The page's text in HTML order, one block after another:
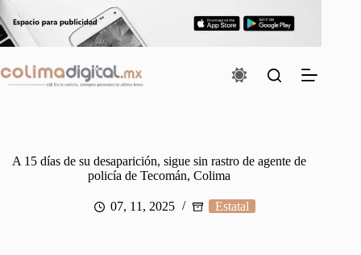
Saltar
al
contenido
A 15 días de su desaparición, sigue sin rastro de agente de
policía de Tecomán, Colima
07, 11, 2025 Estatal